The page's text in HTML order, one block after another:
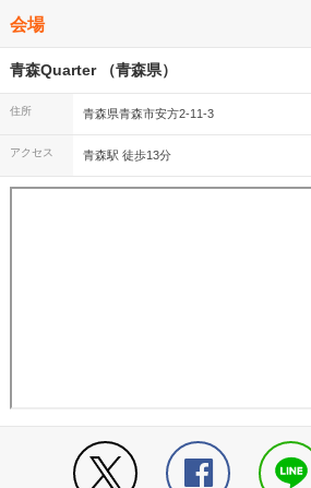
素敵な時間をありがとうございました！！！
会場
青森Quarter （青森県）
住所 青森県青森市安方2-11-3
アクセス 青森駅 徒歩13分